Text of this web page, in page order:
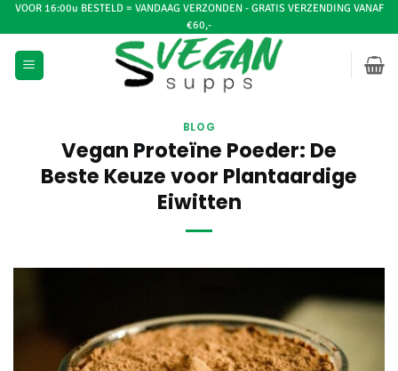
naar
inhoud
VOOR 16:00u BESTELD = VANDAAG VERZONDEN - GRATIS VERZENDING VANAF
€60,-
BLOG
Vegan Proteïne Poeder: De
Beste Keuze voor Plantaardige
Eiwitten